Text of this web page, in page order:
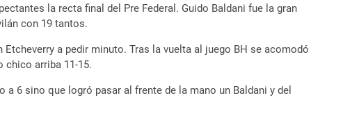
la recta final del Pre Federal. Guido Baldani fue la gran
con 19 tantos.
a pedir minuto. Tras la vuelta al juego BH se acomodó
chico arriba 11-15.
6 sino que logró pasar al frente de la mano un Baldani y del